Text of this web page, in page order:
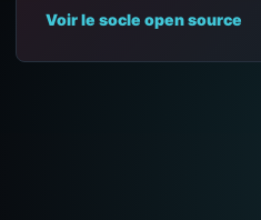
Voir le socle open source